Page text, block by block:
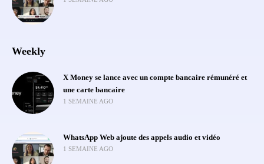
Weekly
X Money se lance avec un compte bancaire rémunéré et
une carte bancaire
1 SEMAINE AGO
WhatsApp Web ajoute des appels audio et vidéo
1 SEMAINE AGO